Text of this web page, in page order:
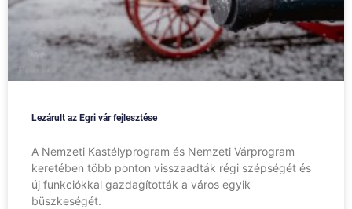
Lezárult az Egri vár fejlesztése
A Nemzeti Kastélyprogram és Nemzeti Várprogram
keretében több ponton visszaadták régi szépségét és
új funkciókkal gazdagították a város egyik
büszkeségét.